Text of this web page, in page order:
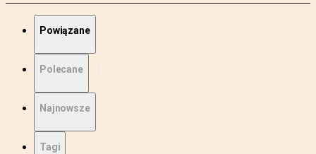
Powiązane
Polecane
Najnowsze
Tagi